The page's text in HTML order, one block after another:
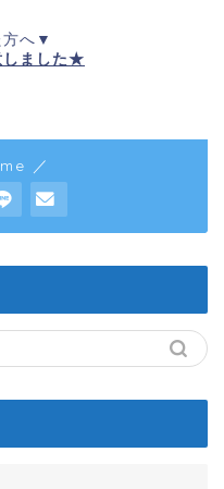
方へ▼
しました★
／